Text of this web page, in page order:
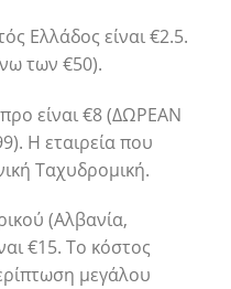
Ελλάδος είναι €2.5.
των €50).
είναι €8 (ΔΩΡΕΑΝ
Η εταιρεία που
Ταχυδρομική.
(Αλβανία,
€15. Το κόστος
μεγάλου